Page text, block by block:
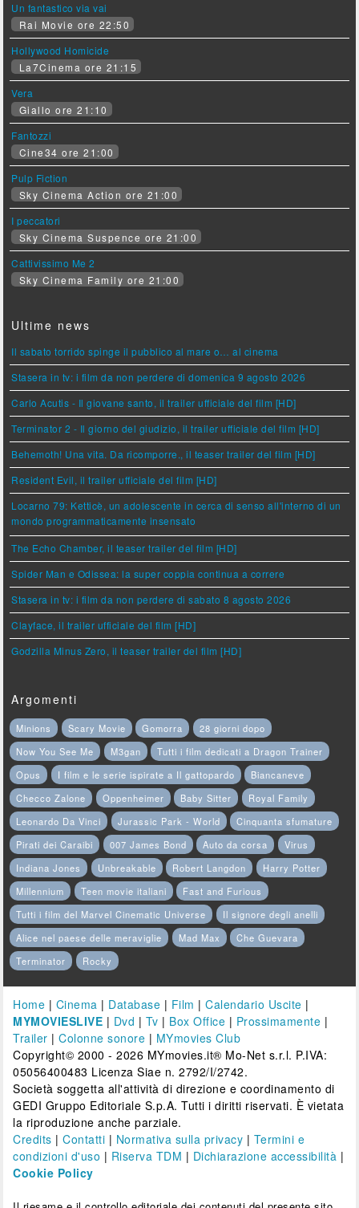
Un fantastico via vai
Rai Movie ore 22:50
Hollywood Homicide
La7Cinema ore 21:15
Vera
Giallo ore 21:10
Fantozzi
Cine34 ore 21:00
Pulp Fiction
Sky Cinema Action ore 21:00
I peccatori
Sky Cinema Suspence ore 21:00
Cattivissimo Me 2
Sky Cinema Family ore 21:00
Ultime news
Il sabato torrido spinge il pubblico al mare o… al cinema
Stasera in tv: i film da non perdere di domenica 9 agosto 2026
Carlo Acutis - Il giovane santo, il trailer ufficiale del film [HD]
Terminator 2 - Il giorno del giudizio, il trailer ufficiale del film [HD]
Behemoth! Una vita. Da ricomporre., il teaser trailer del film [HD]
Resident Evil, il trailer ufficiale del film [HD]
Locarno 79: Ketticè, un adolescente in cerca di senso all'interno di un
mondo programmaticamente insensato
The Echo Chamber, il teaser trailer del film [HD]
Spider Man e Odissea: la super coppia continua a correre
Stasera in tv: i film da non perdere di sabato 8 agosto 2026
Clayface, il trailer ufficiale del film [HD]
Godzilla Minus Zero, il teaser trailer del film [HD]
Argomenti
Minions Scary Movie Gomorra
28 giorni dopo
Now You See Me
M3gan
Tutti i film dedicati a Dragon Trainer
Opus
I film e le serie ispirate a Il gattopardo
Biancaneve
Checco Zalone
Oppenheimer Baby Sitter
Royal Family
Leonardo Da Vinci
Jurassic Park - World
Cinquanta sfumature
Pirati dei Caraibi
007 James Bond Auto da corsa
Virus
Indiana Jones
Unbreakable Robert Langdon
Harry Potter
Millennium
Teen movie italiani
Fast and Furious
Tutti i film del Marvel Cinematic Universe
Il signore degli anelli
Alice nel paese delle meraviglie
Mad Max
Che Guevara
Terminator
Rocky
Home | Cinema | Database | Film |Calendario Uscite |
MYMOVIESLIVE | Dvd | Tv | Box Office | Prossimamente |
Trailer |Colonne sonore | MYmovies Club
Copyright© 2000 - 2026 MYmovies.it® Mo-Net s.r.l. P.IVA:
05056400483 Licenza Siae n. 2792/I/2742.
Società soggetta all'attività di direzione e coordinamento di
GEDI Gruppo Editoriale S.p.A. Tutti i diritti riservati. È vietata
la riproduzione anche parziale.
Credits |Contatti | Normativa sulla privacy | Termini e
condizioni d'uso | Riserva TDM | Dichiarazione accessibilità |
Cookie Policy